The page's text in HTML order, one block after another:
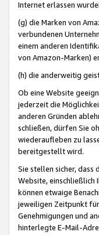
Internet erlassen
(g) die Marken von
verbundenen
einem anderen
von Amazon-Marken)
(h) die anderweitig
Ob eine Website
jederzeit die
anderen Gründen
schließen, dürfen Sie
wiederaufleben zu
bereitgestellt wird.
Sie stellen sicher,
Website, einschließlich
können etwaige
jeweiligen Zeitpunkt
Genehmigungen und
hinterlegte E-Mail-